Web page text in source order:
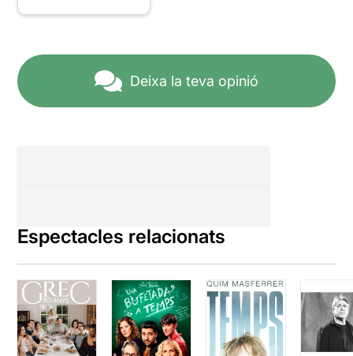
Deixa la teva opinió
Espectacles relacionats